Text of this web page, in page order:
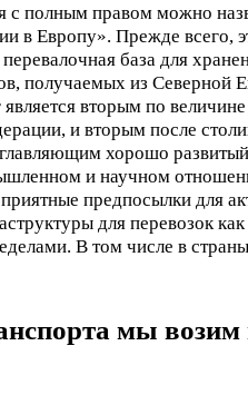
с полным правом можно
в Европу». Прежде всего,
база для
получаемых из Северной
вторым по величине
и вторым после
хорошо
и научном
предпосылки для
для перевозок
В том числе в страны
мы возим